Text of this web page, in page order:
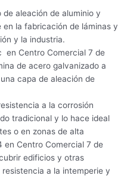
aleación de aluminio y
la fabricación de láminas y
y la industria.
en Centro Comercial 7 de
de acero galvanizado a
capa de aleación de
a la corrosión
tradicional y lo hace ideal
o en zonas de alta
en Centro Comercial 7 de
edificios y otras
a la intemperie y